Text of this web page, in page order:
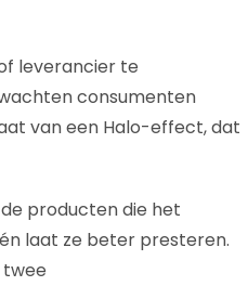
leverancier te
consumenten
van een Halo-effect, dat
producten die het
laat ze beter presteren.